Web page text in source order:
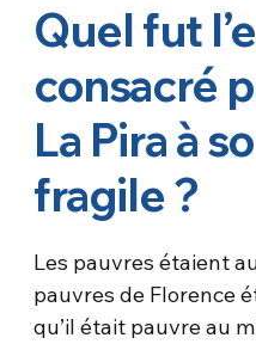
Quel fut
consacré
La Pira à
fragile ?
Les pauvres étaient
pauvres de Florence
qu’il était pauvre au